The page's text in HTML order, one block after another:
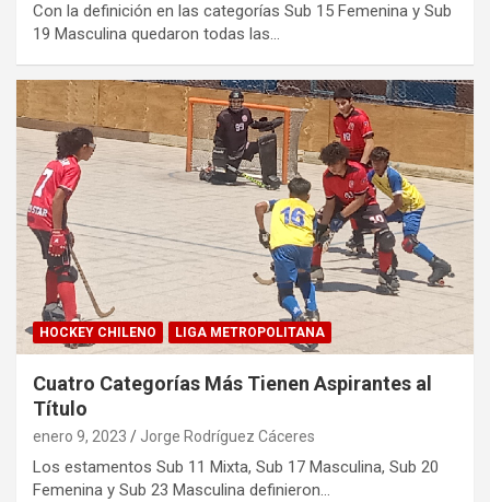
Con la definición en las categorías Sub 15 Femenina y Sub
19 Masculina quedaron todas las…
HOCKEY CHILENO LIGA METROPOLITANA
Cuatro Categorías Más Tienen Aspirantes al
Título
enero 9, 2023 Jorge Rodríguez Cáceres
Los estamentos Sub 11 Mixta, Sub 17 Masculina, Sub 20
Femenina y Sub 23 Masculina definieron…